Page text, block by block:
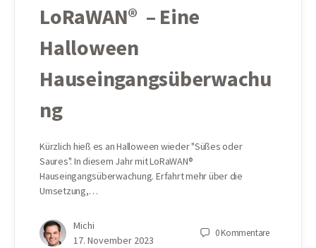
LoRaWAN® – Eine
Halloween
Hauseingangsüberwachu
ng
Kürzlich hieß es an Halloween wieder "Süßes oder
Saures". In diesem Jahr mit LoRaWAN®
Hauseingangsüberwachung. Erfahrt mehr über die
Umsetzung,…
Michi
17. November 2023
0Kommentare